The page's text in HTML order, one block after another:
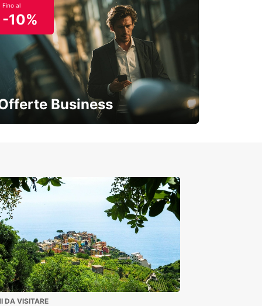
Fino al
-10%
Business
DA VISITARE